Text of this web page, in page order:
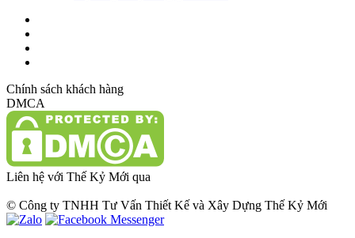
Chính sách khách hàng
DMCA
Liên hệ với Thế Kỷ Mới qua
© Công ty TNHH Tư Vấn Thiết Kế và Xây Dựng Thế Kỷ Mới